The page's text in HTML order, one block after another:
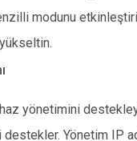
modunu
yönetimini
Yönetim IP